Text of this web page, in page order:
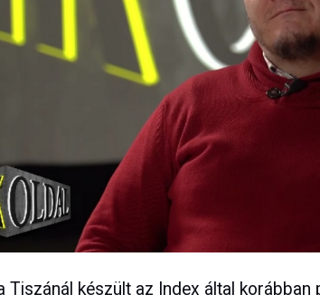
Tiszánál készült az Index által